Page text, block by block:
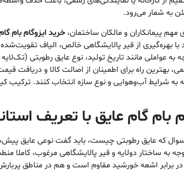
به شمار می‌رود.
پیمانکاران و مالکان ساختمان، خرید ایزوگام بام
با بهره‌گیری از قیر پالایشگاهی خالص، الیاف
به عواملی مانند تاریخ تولید، نوع عایق رطوبتی
بهترین راه برای اطمینان از اصالت کالا و
به شرایط آب‌وهوایی و نوع سازه انتخاب کنند. ترکیب
بام گام عایق با تعریف
که عایق رطوبتی چیست، باید گفت نوعی عایق
به ساختار دولایه و قیر پالایشگاهی مرغوب،
برابر اشعه خورشید مقاوم است و هم در مناطق